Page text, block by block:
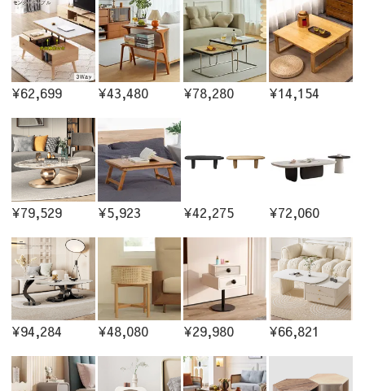
¥62,699 ¥43,480 ¥78,280 ¥14,154
¥79,529 ¥5,923 ¥42,275 ¥72,060
¥94,284 ¥48,080 ¥29,980 ¥66,821